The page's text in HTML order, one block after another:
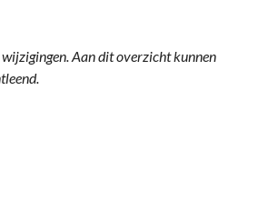
Aan dit overzicht kunnen